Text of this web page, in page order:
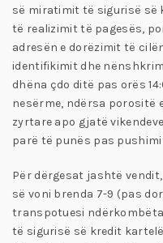
së miratimit të sigurisë
të realizimit të pagesës,
adresën e dorëzimit të
identifikimit dhe
dhëna çdo ditë pas orës
nesërme, ndërsa porositë
zyrtare apo gjatë
parë të punës pas
Për dërgesat jashtë
së voni brenda 7-9 (pas
transpotuesi
të sigurisë së kredit